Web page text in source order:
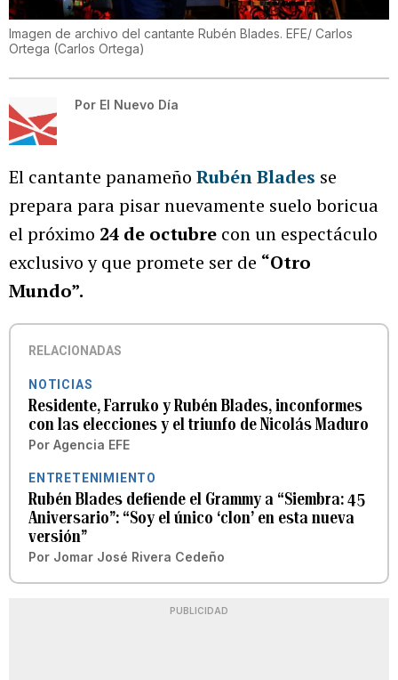
Imagen de archivo del cantante Rubén Blades. EFE/ Carlos
Ortega (Carlos Ortega)
Por El Nuevo Día
El cantante panameño Rubén Blades se
prepara para pisar nuevamente suelo boricua
el próximo 24 de octubre con un espectáculo
exclusivo y que promete ser de “Otro
Mundo”.
RELACIONADAS
NOTICIAS
Residente, Farruko y Rubén Blades, inconformes
con las elecciones y el triunfo de Nicolás Maduro
Por Agencia EFE
ENTRETENIMIENTO
Rubén Blades defiende el Grammy a “Siembra: 45
Aniversario”: “Soy el único ‘clon’ en esta nueva
versión”
Por Jomar José Rivera Cedeño
PUBLICIDAD